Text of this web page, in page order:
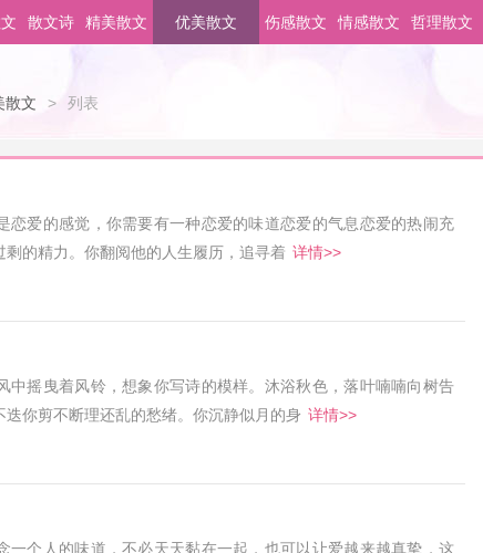
散文诗 精美散文 优美散文 伤感散文 情感散文 哲理散文
散文 > 列表
恋爱的感觉，你需要有一种恋爱的味道恋爱的气息恋爱的热闹充
的精力。你翻阅他的人生履历，追寻着 详情>>
中摇曳着风铃，想象你写诗的模样。沐浴秋色，落叶喃喃向树告
你剪不断理还乱的愁绪。你沉静似月的身 详情>>
一个人的味道，不必天天黏在一起，也可以让爱越来越真挚，这